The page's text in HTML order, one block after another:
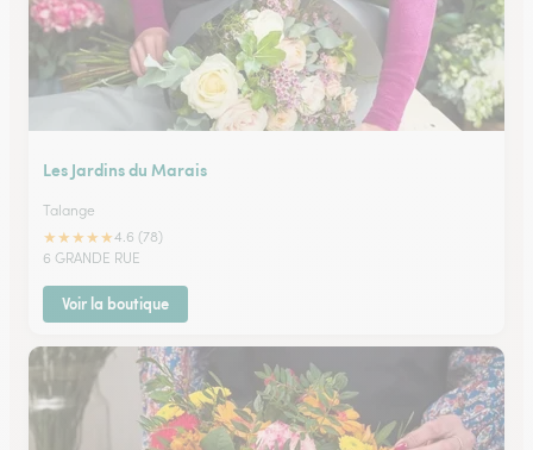
Les Jardins du Marais
Talange
★★★★★4.6 (78)
6 GRANDE RUE
Voir la boutique